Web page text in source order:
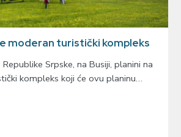
moderan turistički kompleks
Srpske, na Busiji, planini na
kompleks koji će ovu planinu…